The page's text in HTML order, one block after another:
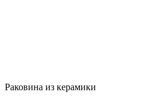
Раковина из керамики